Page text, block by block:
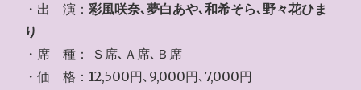
・出 演： 彩風咲奈､夢白あや､和希そら､野々花ひま
り
・席 種： Ｓ席､Ａ席､Ｂ席
・価 格：12,500円､9,000円､7,000円